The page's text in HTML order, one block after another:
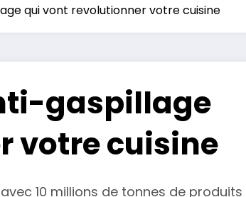
qui vont revolutionner votre cuisine
gaspillage
votre cuisine
10 millions de tonnes de produits